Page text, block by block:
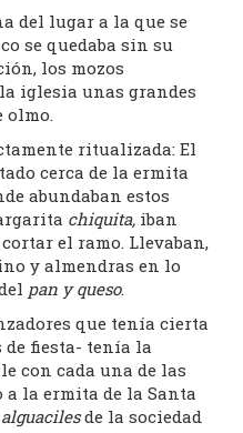
del lugar a la que se
se quedaba sin su
los mozos
iglesia unas grandes
olmo.
ritualizada: El
cerca de la ermita
abundaban estos
chiquita, iban
el ramo. Llevaban,
y almendras en lo
pan y queso.
que tenía cierta
fiesta- tenía la
con cada una de las
a la ermita de la Santa
alguacilesde la sociedad